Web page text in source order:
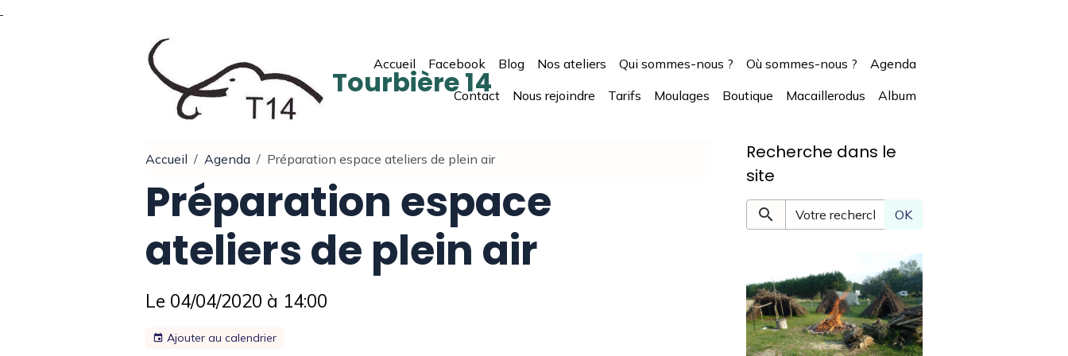
Tourbière 14
Accueil Facebook Blog Nos ateliers Qui sommes-nous ? Où sommes-nous ?
Agenda
Contact
Nous rejoindre Tarifs Moulages Boutique Macaillerodus Album
Accueil Agenda Préparation espace ateliers de plein air
Préparation espace
ateliers de plein air
Le 04/04/2020 à 14:00
Ajouter au calendrier
Recherche dans le
site
OK